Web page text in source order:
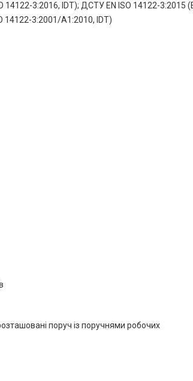
3:2016, IDT); ДСТУ EN ISO 14122-3:2015
14122-3:2001/А1:2010, IDT)
поруч із поручнями робочих